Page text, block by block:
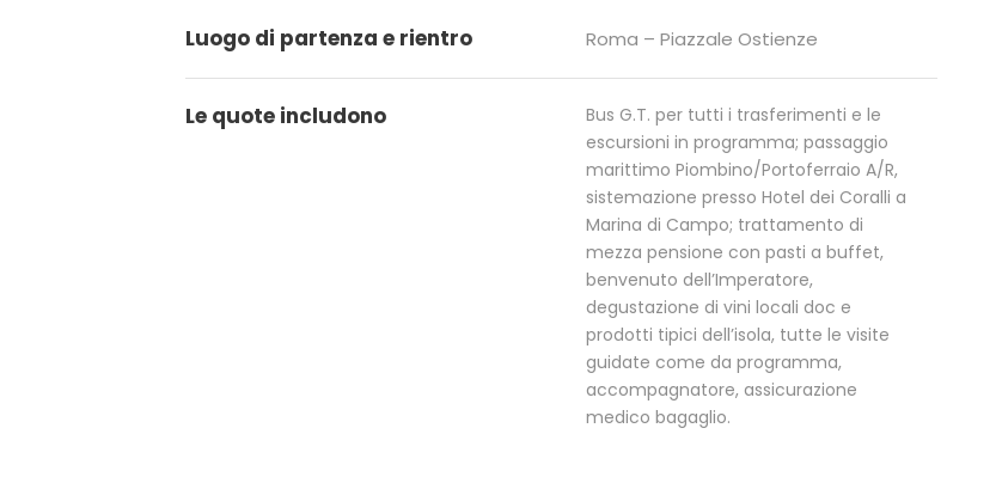
Luogo di partenza e rientro Roma – Piazzale Ostienze
Le quote includono
Bus G.T. per tutti i trasferimenti e le
escursioni in programma; passaggio
marittimo Piombino/Portoferraio A/R,
sistemazione presso Hotel dei Coralli a
Marina di Campo; trattamento di
mezza pensione con pasti a buffet,
benvenuto dell’Imperatore,
degustazione di vini locali doc e
prodotti tipici dell’isola, tutte le visite
guidate come da programma,
accompagnatore, assicurazione
medico bagaglio.